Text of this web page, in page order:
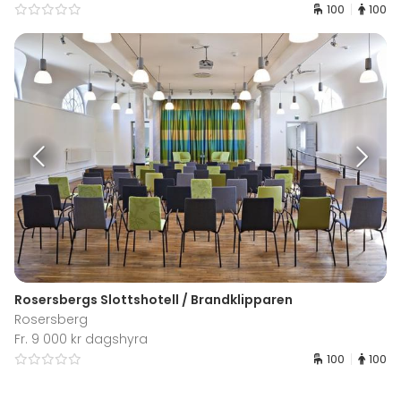
100 100
Rosersbergs Slottshotell / Brandklipparen
Rosersberg
Fr. 9 000 kr dagshyra
100 100